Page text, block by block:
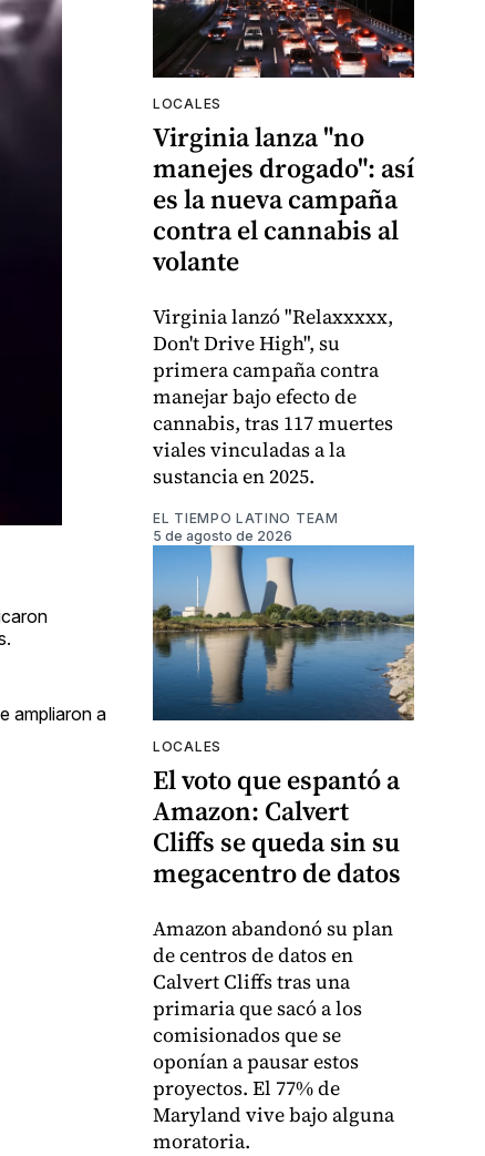
ampliaron a
LOCALES
Virginia lanza "no
manejes drogado": así
es la nueva campaña
contra el cannabis al
volante
Virginia lanzó "Relaxxxxx,
Don't Drive High", su
primera campaña contra
manejar bajo efecto de
cannabis, tras 117 muertes
viales vinculadas a la
sustancia en 2025.
EL TIEMPO LATINO TEAM
5 de agosto de 2026
LOCALES
El voto que espantó a
Amazon: Calvert
Cliffs se queda sin su
megacentro de datos
Amazon abandonó su plan
de centros de datos en
Calvert Cliffs tras una
primaria que sacó a los
comisionados que se
oponían a pausar estos
proyectos. El 77% de
Maryland vive bajo alguna
moratoria.